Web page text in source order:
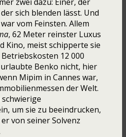
sich blenden lässt. Und
vom Feinsten. Allem
, 62 Meter reinster Luxus
Kino, meist schipperte sie
12 000
Benko nicht, hier
Mipim in Cannes war,
der Welt.
um sie zu beeindrucken,
von seiner Solvenz